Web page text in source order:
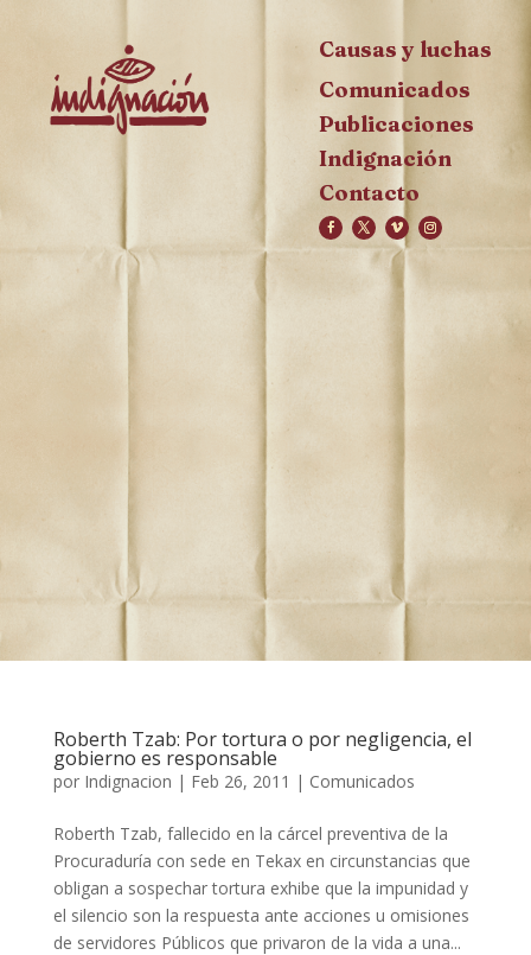
Causas y luchas
Comunicados
Publicaciones
Indignación
Contacto
Roberth Tzab: Por tortura o por negligencia, el
gobierno es responsable
por Indignacion | Feb 26, 2011 | Comunicados
Roberth Tzab, fallecido en la cárcel preventiva de la
Procuraduría con sede en Tekax en circunstancias que
obligan a sospechar tortura exhibe que la impunidad y
el silencio son la respuesta ante acciones u omisiones
de servidores Públicos que privaron de la vida a una...